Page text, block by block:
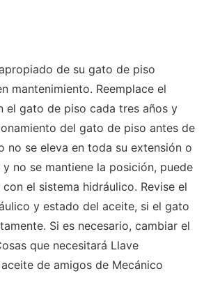
de su gato de piso
mantenimiento. Reemplace el
el gato de piso cada tres años y
del gato de piso antes de
no se eleva en toda su extensión o
no se mantiene la posición, puede
el sistema hidráulico. Revise el
y estado del aceite, si el gato
Si es necesario, cambiar el
que necesitará Llave
de amigos de Mecánico